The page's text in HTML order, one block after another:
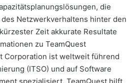
die
Netzwerkverhaltens hinter den
Zeit akkurate Resultate
zu TeamQuest
Corporation ist weltweit führend
(ITSO) und auf Software